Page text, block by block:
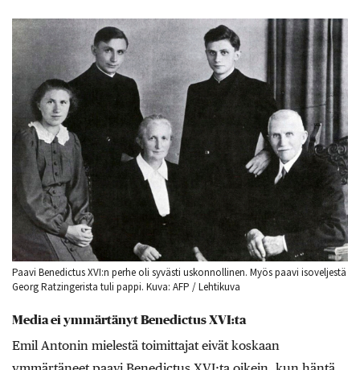
Paavi Benedictus XVI:n perhe oli syvästi uskonnollinen. Myös paavi isoveljestä
Georg Ratzingerista tuli pappi. Kuva: AFP / Lehtikuva
Media ei ymmärtänyt Benedictus XVI:ta
Emil Antonin mielestä toimittajat eivät koskaan